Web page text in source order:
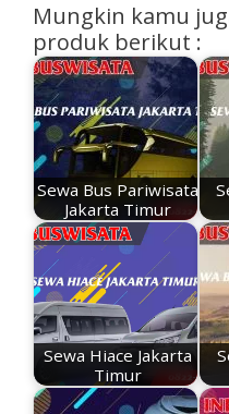
e
b
o
o
k
itt
er
ai
l s
A
p
p
Mungkin kamu
produk berikut :
Sewa Bus Pariwisata
Jakarta Timur
Sewa Hiace Jakarta
Timur